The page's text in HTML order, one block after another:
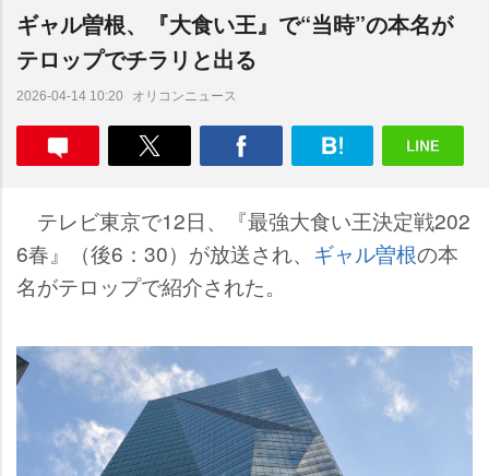
ギャル曽根、『大食い王』で“当時”の本名が
テロップでチラリと出る
2026-04-14 10:20 オリコンニュース
テレビ東京で12日、『最強大食い王決定戦202
6春』（後6：30）が放送され、 ギャル曽根の本
名がテロップで紹介された。